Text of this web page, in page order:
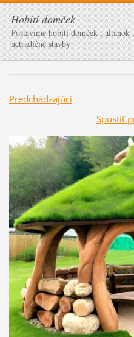
Hobití domček
Postavíme hobití domček , altánok
netradičné stavby
Predchádzajúci
Spustiť